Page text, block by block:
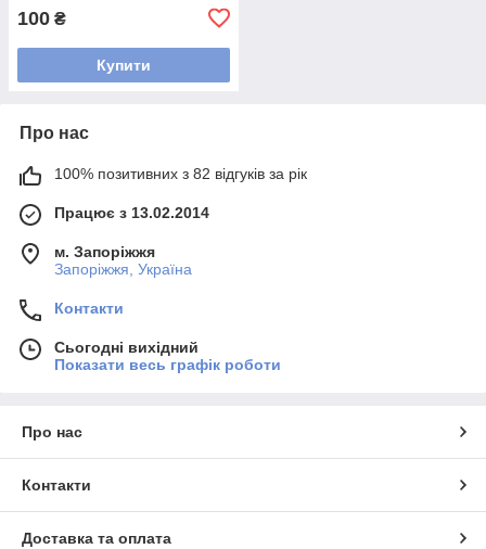
100 ₴
Купити
Про нас
100% позитивних з 82 відгуків за рік
Працює з 13.02.2014
м. Запоріжжя
Запоріжжя, Україна
Контакти
Сьогодні вихідний
Показати весь графік роботи
Про нас
Контакти
Доставка та оплата